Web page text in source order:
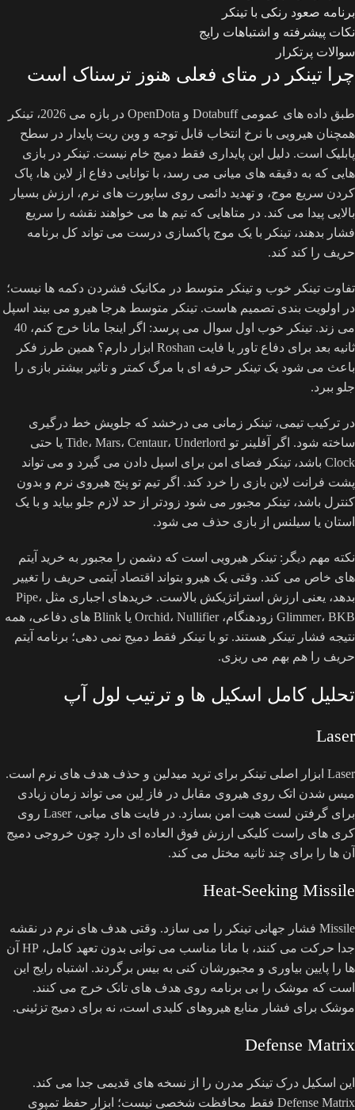
برنامه صعود رنکی با تینکر
نکات پیشرفته و اشتباهات رایج
سوالات پرتکرار
چرا تینکر در متای فعلی هنوز ترسناک است
طبق داده های عمومی Dotabuff و OpenDota در بازه می 2026، تینکر
همچنان هیرویی با نرخ انتخاب قابل توجه و وین ریت پایدار در سطح
پابلیک است. دلیل این پایداری فقط دمیج خام نیست. تینکر در بازی
هایی که به دقیقه های میانی می رسد، با توانایی دفاع از لاین ها، پاک
کردن سریع موج، و تهدید دائمی روی ساپورت های نرم، ارزش بسیار
بالایی پیدا می کند. در متاهایی که تیم ها می خواهند نقشه را سریع
فشار بدهند، تینکر با یک موج پاکسازی درست می تواند کل برنامه
حریف را کند کند.
تفاوت تینکر خوب و تینکر متوسط در مکانیک فشردن دکمه ها نیست؛
در اولویت بندی تصمیم هاست. تینکر متوسط هرجا هیرو می بیند اسپل
می زند. تینکر خوب اول سوال می پرسد: اگر اینجا مانا خرج کنم، 40
ثانیه بعد برای دفاع تاور یا فایت Roshan ابزار دارم؟ همین طرز فکر
باعث می شود یک تینکر حرفه ای با مرگ کمتر و تاثیر بیشتر بازی را
جلو ببرد.
در ترکیب تیمی، تینکر زمانی می درخشد که جلویش خط درگیری
ساخته شود. اگر آفلینر تو Tide، Mars، Centaur، Underlord یا حتی
Clock باشد، تینکر فضای امن برای اسپل دادن می گیرد و می تواند
پشت فرانت لاین بازی را خرد کند. اگر تیم تو پنج هیروی نرم و بدون
کنترل باشد، تینکر مجبور می شود زودتر از حد لازم جلو بیاید و با یک
استان یا سیلنس از بازی حذف می شود.
نکته مهم دیگر: تینکر هیرویی است که دشمن را مجبور به خرید آیتم
های خاص می کند. وقتی یک هیرو بتواند اقتصاد آیتمی حریف را تغییر
بدهد، یعنی ارزش استراتژیکش بالاست. خریدهای اجباری مثل Pipe،
Glimmer، BKB زودهنگام، Orchid، Nullifier یا Blink های دفاعی، همه
نتیجه فشار تینکر هستند. تو با تینکر فقط دمیج نمی دهی؛ برنامه آیتم
حریف را هم بهم می ریزی.
تحلیل کامل اسکیل ها و ترتیب لول آپ
Laser
Laser ابزار اصلی تینکر برای ترید میدلین و حذف هدف های نرم است.
میس شدن اتک روی هیروی مقابل در فاز لِین می تواند زمان زیادی
برای گرفتن لست هیت امن بسازد. در فایت های میانی، Laser روی
کری های راست کلیکی ارزش فوق العاده ای دارد چون خروجی دمیج
آن ها را برای چند ثانیه مختل می کند.
Heat-Seeking Missile
Missile فشار جهانی تینکر را می سازد. وقتی هدف های نرم در نقشه
جدا حرکت می کنند، با مانا مناسب می توانی بدون تعهد کامل، HP آن
ها را پایین بیاوری و مجبورشان کنی به بیس برگردند. اشتباه رایج این
است که موشک را بی برنامه روی هدف های تانک خرج می کنند.
موشک برای فشار منابع هیروهای کلیدی است، نه برای دمیج تزئینی.
Defense Matrix
این اسکیل درک تینکر مدرن را از نسخه های قدیمی جدا می کند.
Defense Matrix فقط محافظت شخصی نیست؛ ابزار حفظ تمپوی